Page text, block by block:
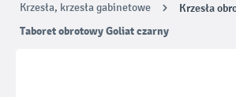
Krzesła, krzesła gabinetowe
Krzesła
Taboret obrotowy Goliat czarny